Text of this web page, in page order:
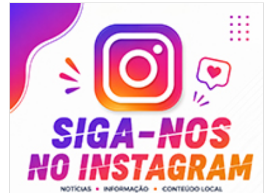
06/08/2026 | 18:18
Programa de IST/Aids e Hepatites Virais faz testagem rápida em frente
ao CIS